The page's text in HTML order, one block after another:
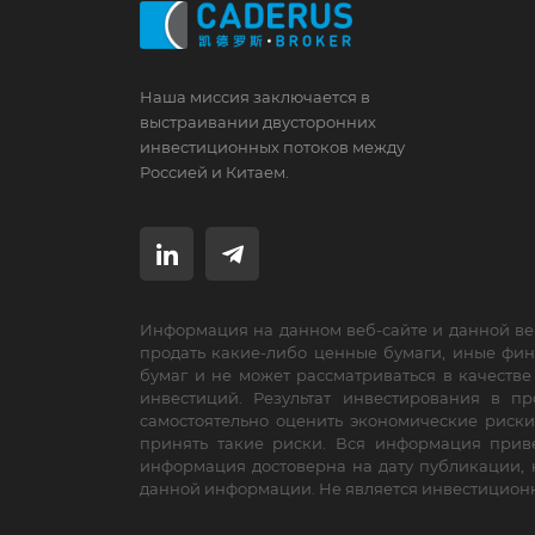
Наша миссия заключается в
выстраивании двусторонних
инвестиционных потоков между
Россией и Китаем.
Информация на данном веб-сайте и данной
продать какие-либо ценные бумаги, иные
бумаг и не может рассматриваться в
инвестиций. Результат инвестирования
самостоятельно оценить экономические
принять такие риски. Вся информация
информация достоверна на дату
данной информации. Не является